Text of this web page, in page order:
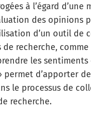
à l’égard d’une
des opinions
d’un outil de
de recherche,
les
permet d’apporter
le processus de
recherche.